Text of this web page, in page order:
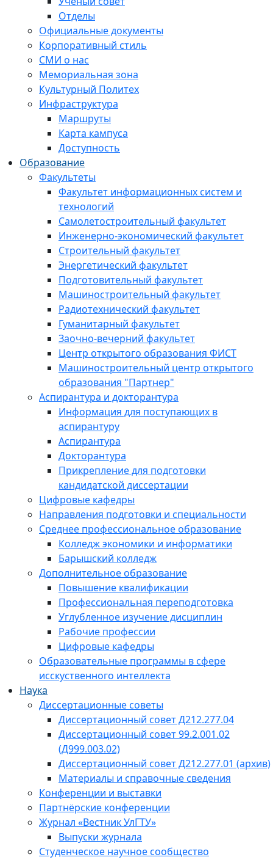
Отделы
Официальные документы
Корпоративный стиль
СМИ о нас
Мемориальная зона
Культурный Политех
Инфраструктура
Маршруты
Карта кампуса
Доступность
Образование
Факультеты
Факультет информационных систем и
технологий
Самолетостроительный факультет
Инженерно-экономический факультет
Строительный факультет
Энергетический факультет
Подготовительный факультет
Машиностроительный факультет
Радиотехнический факультет
Гуманитарный факультет
Заочно-вечерний факультет
Центр открытого образования ФИСТ
Машиностроительный центр открытого
образования "Партнер"
Аспирантура и докторантура
Информация для поступающих в
аспирантуру
Аспирантура
Докторантура
Прикрепление для подготовки
кандидатской диссертации
Цифровые кафедры
Направления подготовки и специальности
Среднее профессиональное образование
Колледж экономики и информатики
Барышский колледж
Дополнительное образование
Повышение квалификации
Профессиональная переподготовка
Углубленное изучение дисциплин
Рабочие профессии
Цифровые кафедры
Образовательные программы в сфере
исскуственного интеллекта
Наука
Диссертационные советы
Диссертационный совет Д212.277.04
Диссертационный совет 99.2.001.02
(Д999.003.02)
Диссертационный совет Д212.277.01 (архив)
Материалы и справочные сведения
Конференции и выставки
Партнёрские конференции
Журнал «Вестник УлГТУ»
Выпуски журнала
Студенческое научное сообщество